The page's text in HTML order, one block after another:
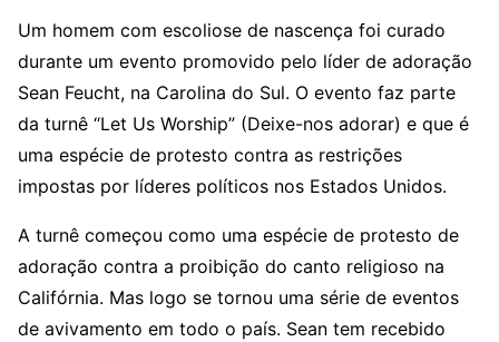
Um homem com escoliose de nascença foi curado
durante um evento promovido pelo líder de adoração
Sean Feucht, na Carolina do Sul. O evento faz parte
da turnê “Let Us Worship” (Deixe-nos adorar) e que é
uma espécie de protesto contra as restrições
impostas por líderes políticos nos Estados Unidos.
A turnê começou como uma espécie de protesto de
adoração contra a proibição do canto religioso na
Califórnia. Mas logo se tornou uma série de eventos
de avivamento em todo o país. Sean tem recebido